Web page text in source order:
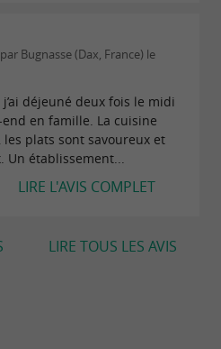
Bugnasse (Dax, France) le
déjeuné deux fois le midi
en famille. La cuisine
plats sont savoureux et
Un établissement...
LIRE L'AVIS COMPLET
LIRE TOUS LES AVIS